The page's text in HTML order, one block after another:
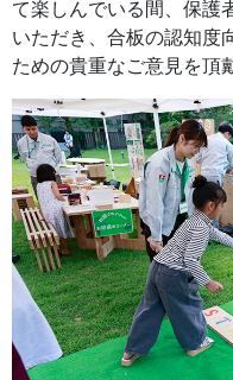
て楽しんでいる間、保護
いただき、合板の認知度
ための貴重なご意見を頂